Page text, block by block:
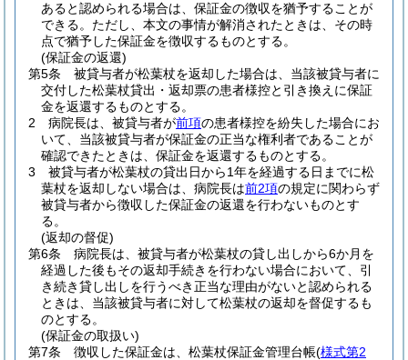
あると認められる場合は、保証金の徴収を猶予することが
できる。 ただし、本文の事情が解消されたときは、その時
点で猶予した保証金を徴収するものとする。
(保証金の返還)
第5条
被貸与者が松葉杖を返却した場合は、当該被貸与者に
交付した松葉杖貸出・返却票の患者様控と引き換えに保証
金を返還するものとする。
2
病院長は、被貸与者が前項の患者様控を紛失した場合にお
いて、当該被貸与者が保証金の正当な権利者であることが
確認できたときは、保証金を返還するものとする。
3
被貸与者が松葉杖の貸出日から1年を経過する日までに松
葉杖を返却しない場合は、病院長は前2項の規定に関わらず
被貸与者から徴収した保証金の返還を行わないものとす
る。
(返却の督促)
第6条
病院長は、被貸与者が松葉杖の貸し出しから6か月を
経過した後もその返却手続きを行わない場合において、引
き続き貸し出しを行うべき正当な理由がないと認められる
ときは、当該被貸与者に対して松葉杖の返却を督促するも
のとする。
(保証金の取扱い)
第7条
徴収した保証金は、松葉杖保証金管理台帳(様式第2